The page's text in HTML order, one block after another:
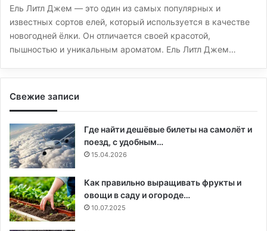
Ель Литл Джем — это один из самых популярных и
известных сортов елей, который используется в качестве
новогодней ёлки. Он отличается своей красотой,
пышностью и уникальным ароматом. Ель Литл Джем…
Свежие записи
Где найти дешёвые билеты на самолёт и
поезд, с удобным…
15.04.2026
Как правильно выращивать фрукты и
овощи в саду и огороде…
10.07.2025